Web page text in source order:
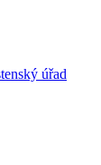
úřad